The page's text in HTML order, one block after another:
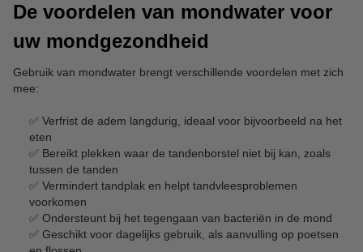
De voordelen van mondwater voor
uw mondgezondheid
Gebruik van mondwater brengt verschillende voordelen met zich
mee:
✅ Verfrist de adem langdurig, ideaal voor bijvoorbeeld na het
eten
✅ Bereikt plekken waar de tandenborstel niet bij kan, zoals
tussen de tanden
✅ Vermindert tandplak en helpt tandvleesproblemen
voorkomen
✅ Ondersteunt bij het tegengaan van bacteriën in de mond
✅ Geschikt voor dagelijks gebruik, als aanvulling op poetsen